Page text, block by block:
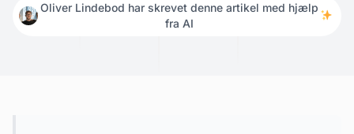
Oliver Lindebod har skrevet denne artikel med hjælp
fra AI